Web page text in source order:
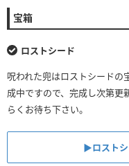
宝箱
ロストシード
呪われた兜はロストシードの
成中ですので、完成し次第更
らくお待ち下さい。
▶︎ロストシ